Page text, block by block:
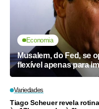
Economia
Musalem, do Fed, se
flexível apenas para
Variedades
Tiago Scheuer revela